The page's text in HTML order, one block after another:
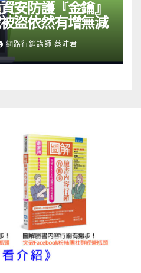
安防護『金鑰』
盜依然有增無減
網路行銷講師 蔡沛君